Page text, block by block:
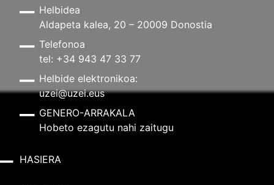
Helbidea
Aldapeta kalea, 20 – 20009 Donostia
Telefonoa
tel: +34 943 47 33 77
Helbide elektronikoa:
uzei@uzei.eus
GENERO-ARRAKALA
Hobeto ezagutu nahi zaitugu
HASIERA